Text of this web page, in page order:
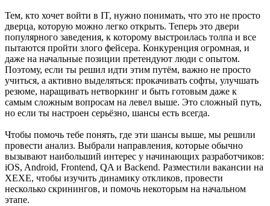
Тем, кто хочет войти в IT, нужно понимать, что это не просто
дверца, которую можно легко открыть. Теперь это двери
популярного заведения, к которому выстроилась толпа и все
пытаются пройти злого фейсера. Конкуренция огромная, и
даже на начальные позиции претендуют люди с опытом.
Поэтому, если ты решил идти этим путём, важно не просто
учиться, а активно выделяться: прокачивать софты, улучшать
резюме, наращивать нетворкинг и быть готовым даже к
самым сложным вопросам на левел выше. Это сложный путь,
но если ты настроен серьёзно, шансы есть всегда.
Чтобы помочь тебе понять, где эти шансы выше, мы решили
провести анализ. Выбрали направления, которые обычно
вызывают наибольший интерес у начинающих разработчиков:
iOS, Android, Frontend, QA и Backend. Разместили вакансии на
ХЕХЕ, чтобы изучить динамику откликов, провести
несколько скринингов, и помочь некоторым на начальном
этапе.